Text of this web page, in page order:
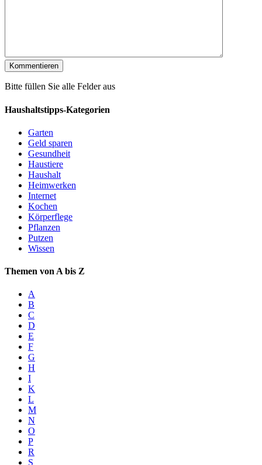
Bitte füllen Sie alle Felder aus
Haushaltstipps-Kategorien
Garten
Geld sparen
Gesundheit
Haustiere
Haushalt
Heimwerken
Internet
Kochen
Körperflege
Pflanzen
Putzen
Wissen
Themen von A bis Z
A
B
C
D
E
F
G
H
I
K
L
M
N
O
P
R
S